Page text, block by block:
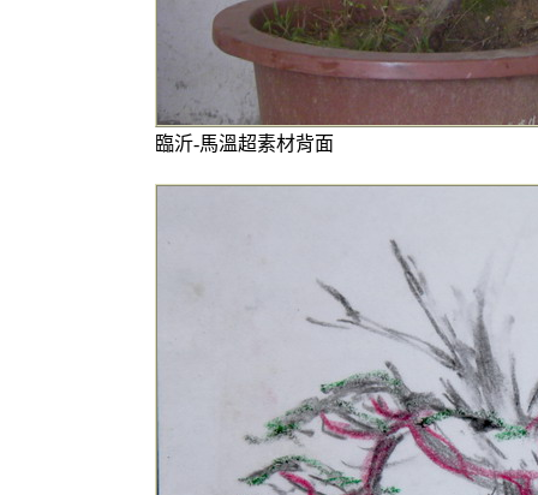
臨沂-馬溫超素材背面